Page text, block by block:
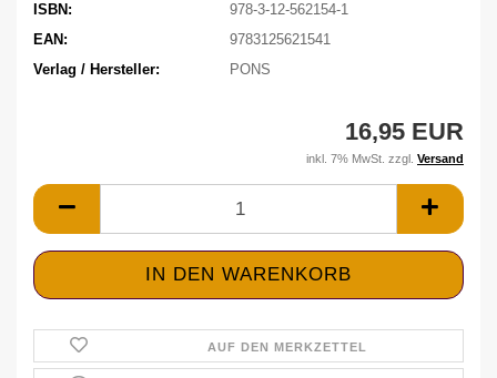
ISBN:
978-3-12-562154-1
EAN:
9783125621541
Verlag / Hersteller:
PONS
16,95 EUR
inkl. 7% MwSt. zzgl. Versand
AUF DEN MERKZETTEL